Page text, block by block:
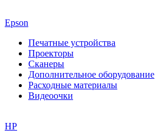
Epson
Печатные устройства
Проекторы
Сканеры
Дополнительное оборудование
Расходные материалы
Видеоочки
HP